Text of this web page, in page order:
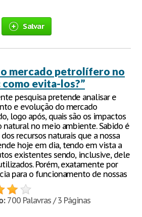
Salvar
mercado petrolífero no
evita-los?”
pesquisa pretende analisar e
e evolução do mercado
logo após, quais são os impactos
natural no meio ambiente. Sabido é
recursos naturais que a nossa
hoje em dia, tendo em vista a
existentes sendo, inclusive, dele
Porém, exatamente por
para o funcionamento de nossas
700 Palavras / 3 Páginas